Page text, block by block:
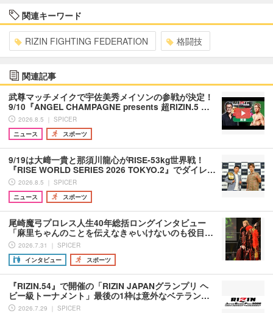
関連キーワード
RIZIN FIGHTING FEDERATION 格闘技
関連記事
武尊マッチメイクで宇佐美秀メイソンの参戦が決定！
9/10『ANGEL CHAMPAGNE presents 超RIZIN.5 …
2026.8.5 ｜ SPICER
ニュース
スポーツ
9/19は大﨑一貴と那須川龍心がRISE-53kg世界戦！
『RISE WORLD SERIES 2026 TOKYO.2』でダイレ…
2026.8.5 ｜ SPICER
ニュース
スポーツ
尾崎魔弓プロレス人生40年総括ロングインタビュー
「麻里ちゃんのことを伝えなきゃいけないのも役目…
2026.7.31 ｜ SPICER
インタビュー
スポーツ
『RIZIN.54』で開催の「RIZIN JAPANグランプリ ヘ
ビー級トーナメント」最後の1枠は意外なベテラン…
2026.7.29 ｜ SPICER